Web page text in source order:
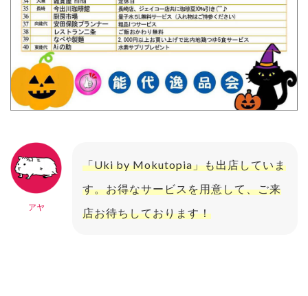
アヤ
「Uki by Mokutopia」も出店していま
す。お得なサービスを用意して、ご来
店お待ちしております！